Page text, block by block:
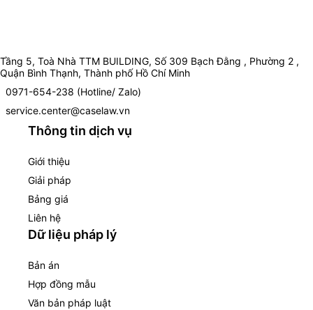
Tầng 5, Toà Nhà TTM BUILDING, Số 309 Bạch Đằng , Phường 2 ,
Quận Bình Thạnh, Thành phố Hồ Chí Minh
0971-654-238 (Hotline/ Zalo)
service.center@caselaw.vn
Thông tin dịch vụ
Giới thiệu
Giải pháp
Bảng giá
Liên hệ
Dữ liệu pháp lý
Bản án
Hợp đồng mẫu
Văn bản pháp luật